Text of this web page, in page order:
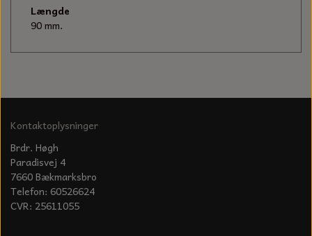
Længde
90 mm.
Kontaktoplysninger
Brdr. Høgh
Paradisvej 4
7660 Bækmarksbro
Telefon: 60526624
CVR: 25611055